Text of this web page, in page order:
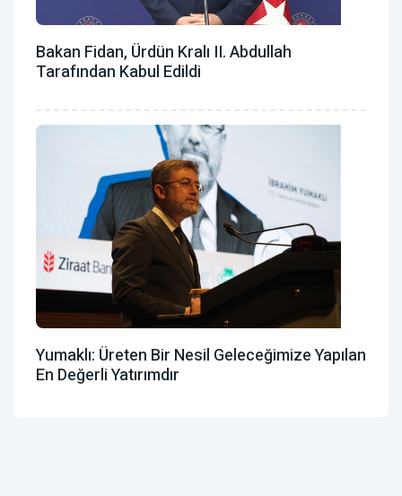
Bakan Fidan, Ürdün Kralı II. Abdullah
Tarafından Kabul Edildi
Yumaklı: Üreten Bir Nesil Geleceğimize Yapılan
En Değerli Yatırımdır